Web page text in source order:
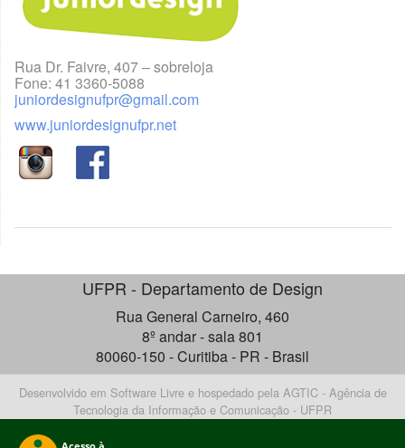
Rua Dr. Faivre, 407 – sobreloja
Fone: 41 3360-5088
juniordesignufpr@gmail.com
www.juniordesignufpr.net
UFPR - Departamento de Design
Rua General Carneiro, 460
8º andar - sala 801
80060-150 - Curitiba - PR - Brasil
Desenvolvido em Software Livre e hospedado pela AGTIC - Agência de
Tecnologia da Informação e Comunicação - UFPR